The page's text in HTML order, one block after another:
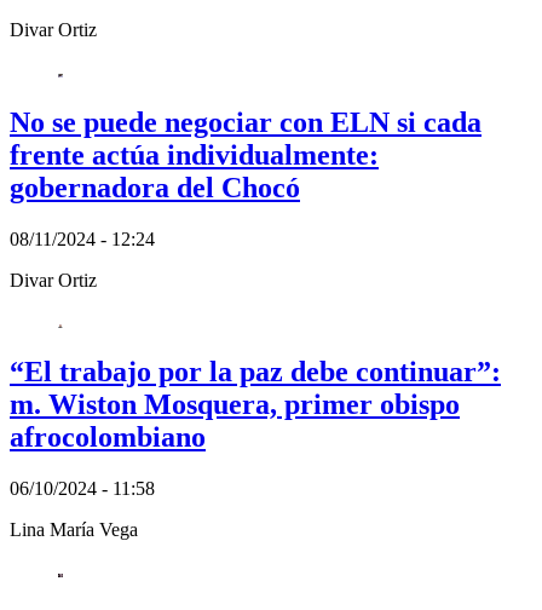
Divar Ortiz
No se puede negociar con ELN si cada
frente actúa individualmente:
gobernadora del Chocó
08/11/2024 - 12:24
Divar Ortiz
“El trabajo por la paz debe continuar”:
m. Wiston Mosquera, primer obispo
afrocolombiano
06/10/2024 - 11:58
Lina María Vega